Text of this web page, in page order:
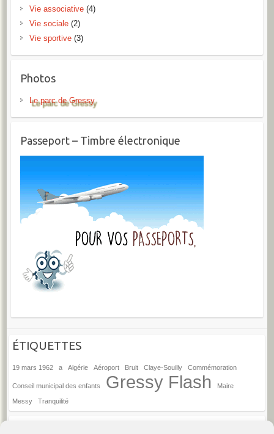
Vie associative(4)
Vie sociale(2)
Vie sportive(3)
Photos
Le parc de Gressy
Passeport – Timbre électronique
ÉTIQUETTES
19 mars 1962 a Algérie Aéroport Bruit Claye-Souilly Commémoration
Conseil municipal des enfants Gressy Flash Maire
Messy Tranquilité